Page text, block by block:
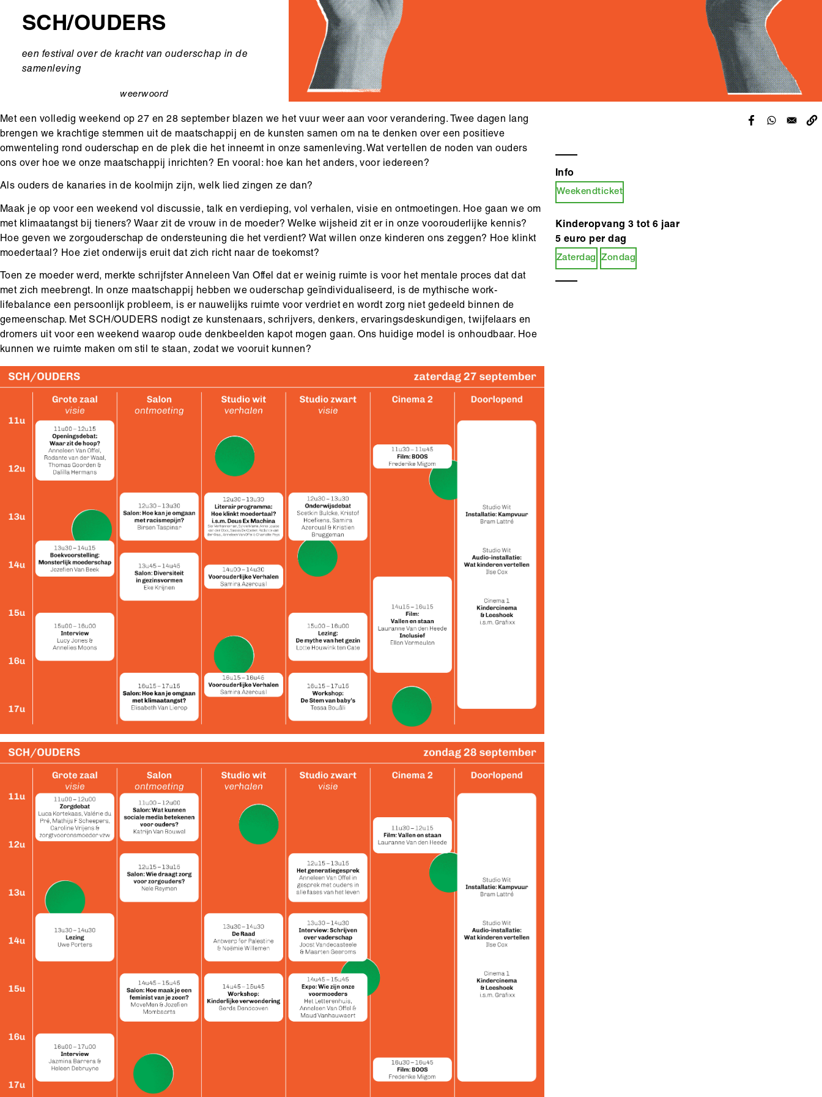
SCH/OUDERS
Ondertitel
een festival over de kracht van ouderschap in de
samenleving
weerwoord
Met een volledig weekend op 27 en 28 september blazen we het vuur weer aan voor verandering. Twee dagen lang
brengen we krachtige stemmen uit de maatschappij en de kunsten samen om na te denken over een positieve
omwenteling rond ouderschap en de plek die het inneemt in onze samenleving. Wat vertellen de noden van ouders
ons over hoe we onze maatschappij inrichten? En vooral: hoe kan het anders, voor iedereen?
Als ouders de kanaries in de koolmijn zijn, welk lied zingen ze dan?
Maak je op voor een weekend vol discussie, talk en verdieping, vol verhalen, visie en ontmoetingen. Hoe gaan we om
met klimaatangst bij tieners? Waar zit de vrouw in de moeder? Welke wijsheid zit er in onze voorouderlijke kennis?
Hoe geven we zorgouderschap de ondersteuning die het verdient? Wat willen onze kinderen ons zeggen? Hoe klinkt
moedertaal? Hoe ziet onderwijs eruit dat zich richt naar de toekomst?
Toen ze moeder werd, merkte schrijfster Anneleen Van Offel dat er weinig ruimte is voor het mentale proces dat dat
met zich meebrengt. In onze maatschappij hebben we ouderschap geïndividualiseerd, is de mythische work-
lifebalance een persoonlijk probleem, is er nauwelijks ruimte voor verdriet en wordt zorg niet gedeeld binnen de
gemeenschap. Met SCH/OUDERS nodigt ze kunstenaars, schrijvers, denkers, ervaringsdeskundigen, twijfelaars en
dromers uit voor een weekend waarop oude denkbeelden kapot mogen gaan. Ons huidige model is onhoudbaar. Hoe
kunnen we ruimte maken om stil te staan, zodat we vooruit kunnen?
Info
Weekendticket
Kinderopvang 3 tot 6 jaar
5 euro per dag
Zaterdag Zondag